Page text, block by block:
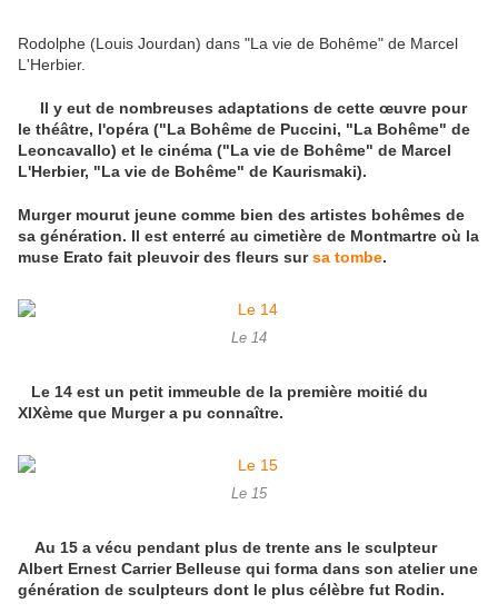
Rodolphe (Louis Jourdan) dans "La vie de Bohême" de Marcel
L'Herbier.
Il y eut de nombreuses adaptations de cette œuvre pour
le théâtre, l'opéra ("La Bohême de Puccini, "La Bohême" de
Leoncavallo) et le cinéma ("La vie de Bohême" de Marcel
L'Herbier, "La vie de Bohême" de Kaurismaki).
Murger mourut jeune comme bien des artistes bohêmes de
sa génération. Il est enterré au cimetière de Montmartre où la
muse Erato fait pleuvoir des fleurs sursa tombe.
Le 14
Le 14 est un petit immeuble de la première moitié du
XIXème que Murger a pu connaître.
Le 15
Au 15 a vécu pendant plus de trente ans le sculpteur
Albert Ernest Carrier Belleuse qui forma dans son atelier une
génération de sculpteurs dont le plus célèbre fut Rodin.